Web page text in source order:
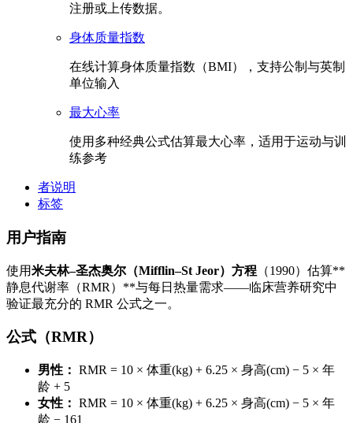
注册或上传数据。
身体质量指数
在线计算身体质量指数（BMI），支持公制与英制
单位输入
最大心率
使用多种经典公式估算最大心率，适用于运动与训
练参考
者说明
标签
用户指南
使用米夫林–圣杰奥尔（Mifflin–St Jeor）方程 （1990）估算**
静息代谢率（RMR）**与每日热量需求——临床营养研究中
验证最充分的 RMR 公式之一。
公式（RMR）
男性： RMR = 10 × 体重(kg) + 6.25 × 身高(cm) − 5 × 年
龄 + 5
女性： RMR = 10 × 体重(kg) + 6.25 × 身高(cm) − 5 × 年
龄 − 161